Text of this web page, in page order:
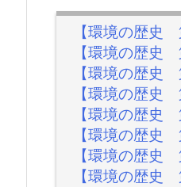
【環境の歴史
【環境の歴史
【環境の歴史
【環境の歴史
【環境の歴史
【環境の歴史
【環境の歴史
【環境の歴史